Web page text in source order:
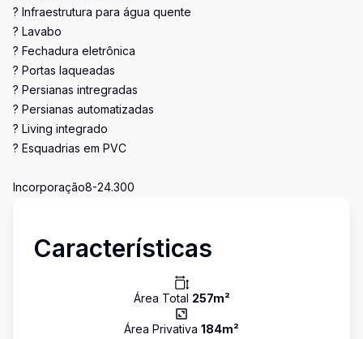
? Infraestrutura para água quente
? Lavabo
? Fechadura eletrônica
? Portas laqueadas
? Persianas intregradas
? Persianas automatizadas
? Living integrado
? Esquadrias em PVC
Incorporação8-24.300
Características
Área Total 257m²
Área Privativa 184m²